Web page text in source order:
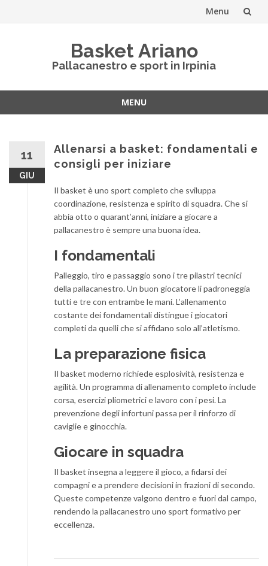
Menu
Basket Ariano
Pallacanestro e sport in Irpinia
MENU
11
GIU
Allenarsi a basket: fondamentali e
consigli per iniziare
Il basket è uno sport completo che sviluppa
coordinazione, resistenza e spirito di squadra. Che si
abbia otto o quarant’anni, iniziare a giocare a
pallacanestro è sempre una buona idea.
I fondamentali
Palleggio, tiro e passaggio sono i tre pilastri tecnici
della pallacanestro. Un buon giocatore li padroneggia
tutti e tre con entrambe le mani. L’allenamento
costante dei fondamentali distingue i giocatori
completi da quelli che si affidano solo all’atletismo.
La preparazione fisica
Il basket moderno richiede esplosività, resistenza e
agilità. Un programma di allenamento completo include
corsa, esercizi pliometrici e lavoro con i pesi. La
prevenzione degli infortuni passa per il rinforzo di
caviglie e ginocchia.
Giocare in squadra
Il basket insegna a leggere il gioco, a fidarsi dei
compagni e a prendere decisioni in frazioni di secondo.
Queste competenze valgono dentro e fuori dal campo,
rendendo la pallacanestro uno sport formativo per
eccellenza.